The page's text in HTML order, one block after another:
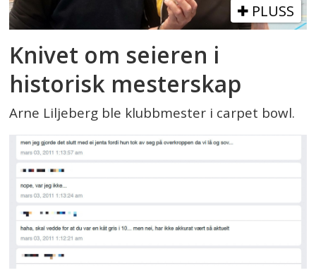
PLUSS
Knivet om seieren i
historisk mesterskap
Arne Liljeberg ble klubbmester i carpet bowl.